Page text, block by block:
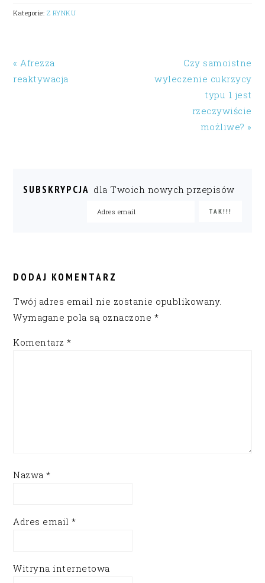
Kategorie: Z RYNKU
« Afrezza
reaktywacja
Czy samoistne
wyleczenie cukrzycy
typu 1 jest
rzeczywiście
możliwe? »
SUBSKRYPCJA dla Twoich nowych przepisów
INTERACTIONS
DODAJ KOMENTARZ
Twój adres email nie zostanie opublikowany.
Wymagane pola są oznaczone *
Komentarz*
Nazwa*
Adres email*
Witryna internetowa